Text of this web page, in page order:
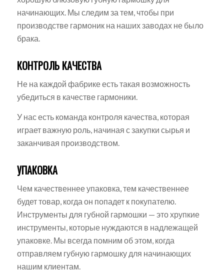
начинающих. Мы следим за тем, чтобы при
производстве гармоник на наших заводах не было
брака.
КОНТРОЛЬ КАЧЕСТВА
Не на каждой фабрике есть такая возможность
убедиться в качестве гармоники.
У нас есть команда контроля качества, которая
играет важную роль, начиная с закупки сырья и
заканчивая производством.
УПАКОВКА
Чем качественнее упаковка, тем качественнее
будет товар, когда он попадет к покупателю.
Инструменты для губной гармошки — это хрупкие
инструменты, которые нуждаются в надлежащей
упаковке. Мы всегда помним об этом, когда
отправляем губную гармошку для начинающих
нашим клиентам.